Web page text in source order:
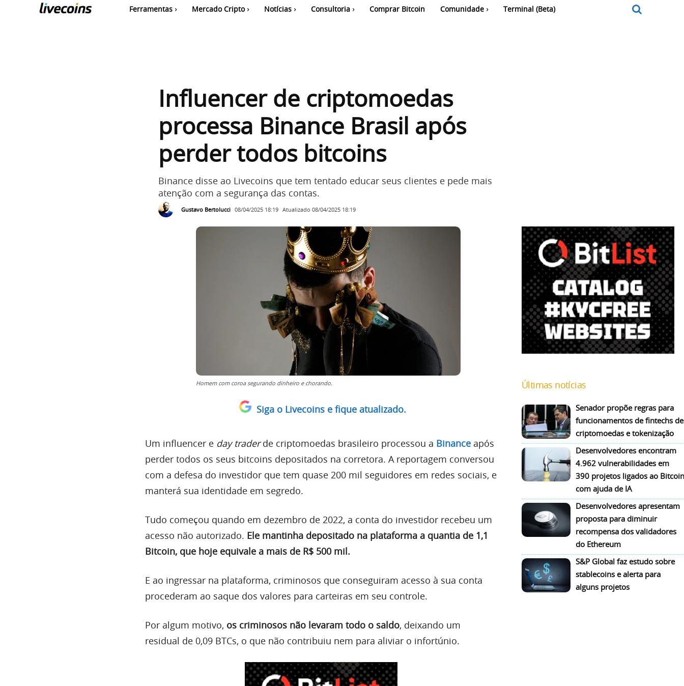
Ferramentas Mercado Cripto Notícias Consultoria Comprar Bitcoin Comunidade Terminal (Beta)
Influencer de criptomoedas
processa Binance Brasil após
perder todos bitcoins
Binance disse ao Livecoins que tem tentado educar seus clientes e pede mais
atenção com a segurança das contas.
Gustavo Bertolucci 08/04/2025 18:19 Atualizado 08/04/2025 18:19
Homem com coroa segurando dinheiro e chorando.
Siga o Livecoins e fique atualizado.
Um influencer e day traderde criptomoedas brasileiro processou a Binance após
perder todos os seus bitcoins depositados na corretora. A reportagem conversou
com a defesa do investidor que tem quase 200 mil seguidores em redes sociais, e
manterá sua identidade em segredo.
Tudo começou quando em dezembro de 2022, a conta do investidor recebeu um
acesso não autorizado. Ele mantinha depositado na plataforma a quantia de 1,1
Bitcoin, que hoje equivale a mais de R$ 500 mil.
E ao ingressar na plataforma, criminosos que conseguiram acesso à sua conta
procederam ao saque dos valores para carteiras em seu controle.
Por algum motivo, os criminosos não levaram todo o saldo, deixando um
residual de 0,09 BTCs, o que não contribuiu nem para aliviar o infortúnio.
Últimas notícias
Senador propõe regras para
funcionamentos de fintechs de
criptomoedas e tokenização
Desenvolvedores encontram
4.962 vulnerabilidades em
390 projetos ligados ao Bitcoin
com ajuda de IA
Desenvolvedores apresentam
proposta para diminuir
recompensa dos validadores
do Ethereum
S&P Global faz estudo sobre
stablecoins e alerta para
alguns projetos